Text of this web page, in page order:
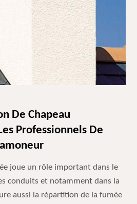
De Chapeau
Professionnels De
joue un rôle important dans le
conduits et notamment dans la
aussi la répartition de la fumée